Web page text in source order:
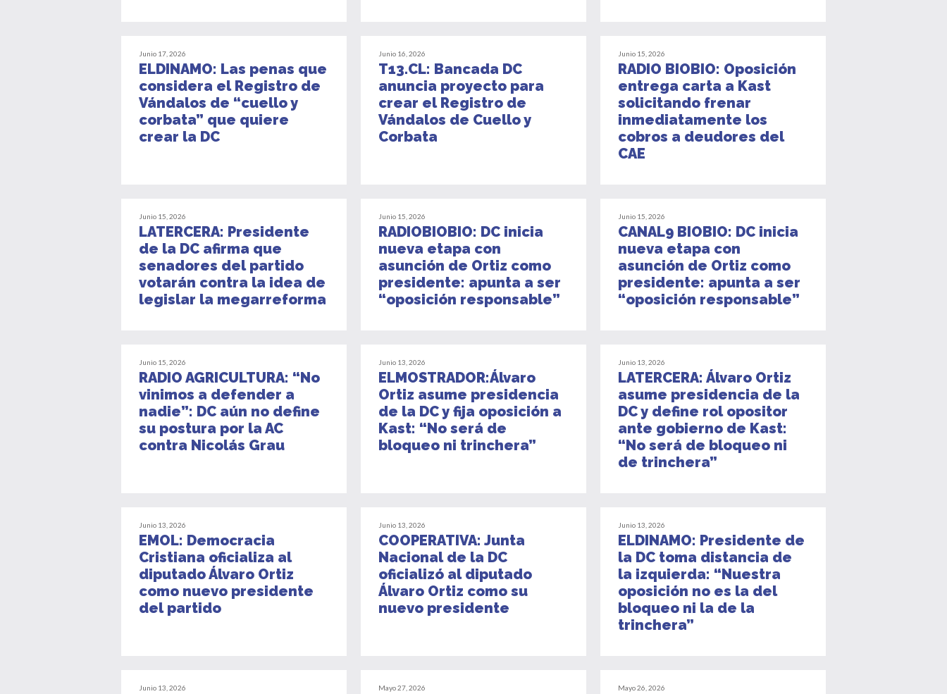
Junio 17, 2026
ELDINAMO: Las penas que
considera el Registro de
Vándalos de “cuello y
corbata” que quiere
crear la DC
Junio 16, 2026
T13.CL: Bancada DC
anuncia proyecto para
crear el Registro de
Vándalos de Cuello y
Corbata
Junio 15, 2026
RADIO BIOBIO: Oposición
entrega carta a Kast
solicitando frenar
inmediatamente los
cobros a deudores del
CAE
Junio 15, 2026
LATERCERA: Presidente
de la DC afirma que
senadores del partido
votarán contra la idea de
legislar la megarreforma
Junio 15, 2026
RADIOBIOBIO: DC inicia
nueva etapa con
asunción de Ortiz como
presidente: apunta a ser
“oposición responsable”
Junio 15, 2026
CANAL9 BIOBIO: DC inicia
nueva etapa con
asunción de Ortiz como
presidente: apunta a ser
“oposición responsable”
Junio 15, 2026
RADIO AGRICULTURA: “No
vinimos a defender a
nadie”: DC aún no define
su postura por la AC
contra Nicolás Grau
Junio 13, 2026
ELMOSTRADOR:Álvaro
Ortiz asume presidencia
de la DC y fija oposición a
Kast: “No será de
bloqueo ni trinchera”
Junio 13, 2026
LATERCERA: Álvaro Ortiz
asume presidencia de la
DC y define rol opositor
ante gobierno de Kast:
“No será de bloqueo ni
de trinchera”
Junio 13, 2026
EMOL: Democracia
Cristiana oficializa al
diputado Álvaro Ortiz
como nuevo presidente
del partido
Junio 13, 2026
COOPERATIVA: Junta
Nacional de la DC
oficializó al diputado
Álvaro Ortiz como su
nuevo presidente
Junio 13, 2026
ELDINAMO: Presidente de
la DC toma distancia de
la izquierda: “Nuestra
oposición no es la del
bloqueo ni la de la
trinchera”
Junio 13, 2026 Mayo 27, 2026 Mayo 26, 2026